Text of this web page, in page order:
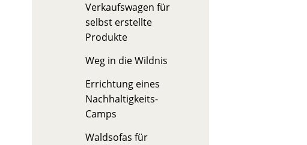
Verkaufswagen für
selbst erstellte
Produkte
Weg in die Wildnis
Errichtung eines
Nachhaltigkeits-
Camps
Waldsofas für